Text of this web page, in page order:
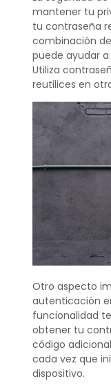
mantener tu
tu contraseña
combinación
puede ayudar
Utiliza
reutilices en
Otro aspecto
autenticación
funcionalidad
obtener tu
código
cada vez que
dispositivo.